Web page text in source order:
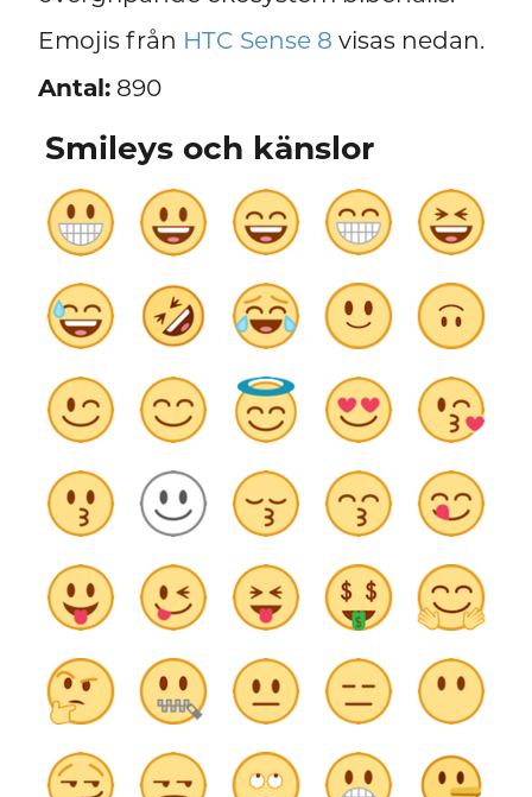
Emojis från HTC Sense 8 visas nedan.
Antal:890
Smileys och känslor